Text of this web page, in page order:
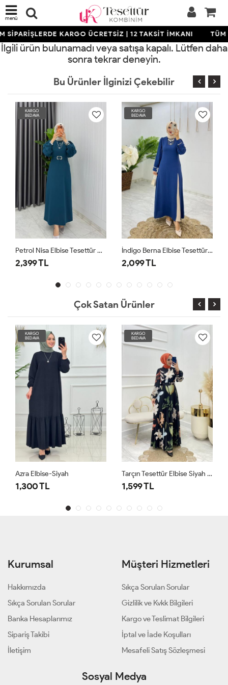
menü
SİPARİŞLERDE KARGO ÜCRETSİZ | 12 TAKSİT İMKANI TÜM
İlgili ürün bulunamadı veya satışa kapalı. Lütfen daha
sonra tekrar deneyin.
Bu Ürünler İlginizi Çekebilir
Petrol Nisa Elbise Tesettür Giyim
TL
KARGO
BEDAVA
İndigo Berna Elbise Tesettür Giyim
2,099 TL
KARGO
BEDAVA
Çok Satan Ürünler
KARGO
BEDAVA
Azra Elbise-Siyah
1,300 TL
KARGO
BEDAVA
Tarçın Tesettür Elbise Siyah Siyah
1,599 TL
Kurumsal
Hakkımızda
Sıkça Sorulan Sorular
Banka Hesaplarımız
Sipariş Takibi
İletişim
Müşteri Hizmetleri
Sıkça Sorulan Sorular
Gizlilik ve Kvkk Bilgileri
Kargo ve Teslimat Bilgileri
İptal ve İade Koşulları
Mesafeli Satış Sözleşmesi
Sosyal Medya